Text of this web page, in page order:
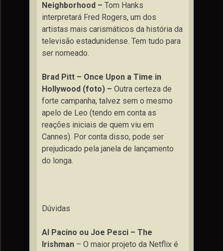
Neighborhood – Tom Hanks
interpretará Fred Rogers, um dos
artistas mais carismáticos da história da
televisão estadunidense. Tem tudo para
ser nomeado.
Brad Pitt – Once Upon a Time in
Hollywood (foto) – Outra certeza de
forte campanha, talvez sem o mesmo
apelo de Leo (tendo em conta as
reações iniciais de quem viu em
Cannes). Por conta disso, pode ser
prejudicado pela janela de lançamento
do longa.
Dúvidas
Al Pacino ou Joe Pesci – The
Irishman – O maior projeto da Netflix é